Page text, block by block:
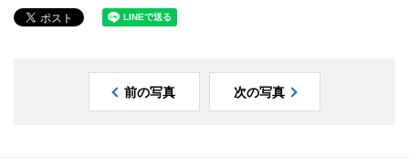
前の写真 次の写真